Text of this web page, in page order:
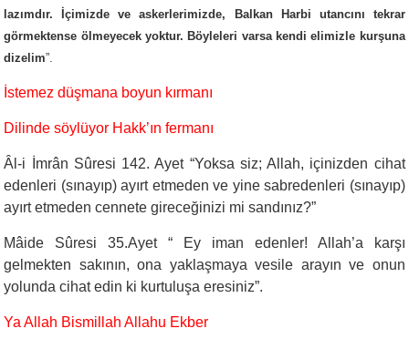
lazımdır. İçimizde ve askerlerimizde, Balkan Harbi utancını tekrar
görmektense ölmeyecek yoktur. Böyleleri varsa kendi elimizle kurşuna
dizelim”.
İstemez düşmana boyun kırmanı
Dilinde söylüyor Hakk’ın fermanı
Âl-i İmrân Sûresi 142. Ayet “Yoksa siz; Allah, içinizden cihat
edenleri (sınayıp) ayırt etmeden ve yine sabredenleri (sınayıp)
ayırt etmeden cennete gireceğinizi mi sandınız?”
Mâide Sûresi 35.Ayet “ Ey iman edenler! Allah’a karşı
gelmekten sakının, ona yaklaşmaya vesile arayın ve onun
yolunda cihat edin ki kurtuluşa eresiniz”.
Ya Allah Bismillah Allahu Ekber